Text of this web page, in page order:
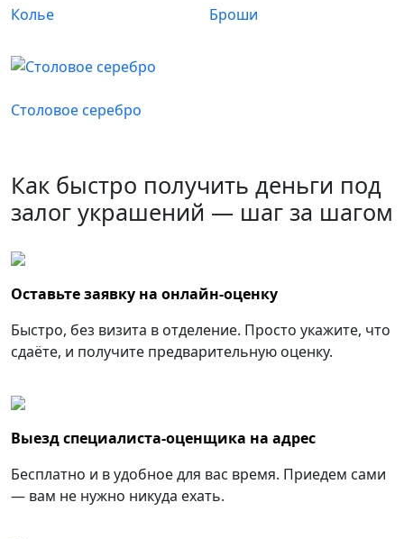
Колье Броши
Столовое серебро
Как быстро получить деньги под
залог украшений — шаг за шагом
Оставьте заявку на онлайн-оценку
Быстро, без визита в отделение. Просто укажите, что
сдаёте, и получите предварительную оценку.
Выезд специалиста-оценщика на адрес
Бесплатно и в удобное для вас время. Приедем сами
— вам не нужно никуда ехать.